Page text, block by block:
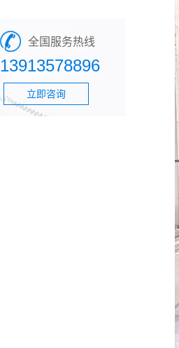
全国服务热线
13913578896
立即咨询